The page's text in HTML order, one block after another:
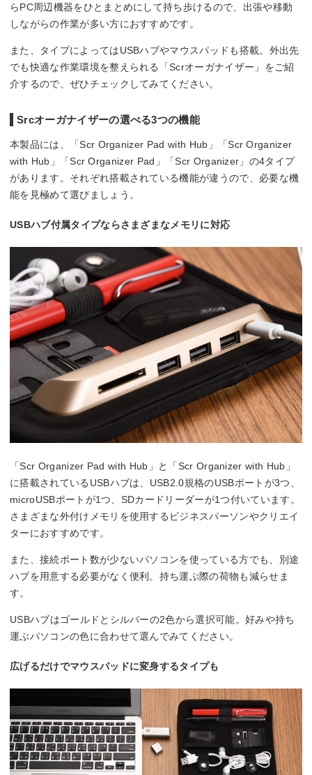
らPC周辺機器をひとまとめにして持ち歩けるので、出張や移動
しながらの作業が多い方におすすめです。
また、タイプによってはUSBハブやマウスパッドも搭載。外出先
でも快適な作業環境を整えられる「Scrオーガナイザー」をご紹
介するので、ぜひチェックしてみてください。
Srcオーガナイザーの選べる3つの機能
本製品には、「Scr Organizer Pad with Hub」「Scr Organizer
with Hub」「Scr Organizer Pad」「Scr Organizer」の4タイプ
があります。それぞれ搭載されている機能が違うので、必要な機
能を見極めて選びましょう。
USBハブ付属タイプならさまざまなメモリに対応
「Scr Organizer Pad with Hub」と「Scr Organizer with Hub」
に搭載されているUSBハブは、USB2.0規格のUSBポートが3つ、
microUSBポートが1つ、SDカードリーダーが1つ付いています。
さまざまな外付けメモリを使用するビジネスパーソンやクリエイ
ターにおすすめです。
また、接続ポート数が少ないパソコンを使っている方でも、別途
ハブを用意する必要がなく便利。持ち運ぶ際の荷物も減らせま
す。
USBハブはゴールドとシルバーの2色から選択可能。好みや持ち
運ぶパソコンの色に合わせて選んでみてください。
広げるだけでマウスパッドに変身するタイプも